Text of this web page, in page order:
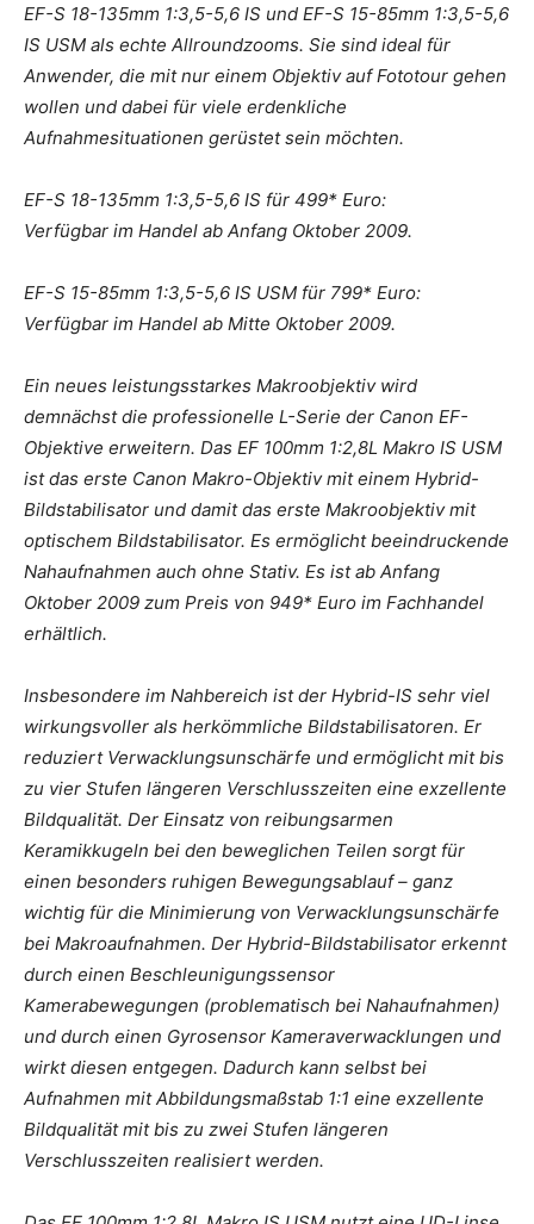
EF-S 18-135mm 1:3,5-5,6 IS und EF-S 15-85mm 1:3,5-5,6
IS USM als echte Allroundzooms. Sie sind ideal für
Anwender, die mit nur einem Objektiv auf Fototour gehen
wollen und dabei für viele erdenkliche
Aufnahmesituationen gerüstet sein möchten.
EF-S 18-135mm 1:3,5-5,6 IS für 499* Euro:
Verfügbar im Handel ab Anfang Oktober 2009.
EF-S 15-85mm 1:3,5-5,6 IS USM für 799* Euro:
Verfügbar im Handel ab Mitte Oktober 2009.
Ein neues leistungsstarkes Makroobjektiv wird
demnächst die professionelle L-Serie der Canon EF-
Objektive erweitern. Das EF 100mm 1:2,8L Makro IS USM
ist das erste Canon Makro-Objektiv mit einem Hybrid-
Bildstabilisator und damit das erste Makroobjektiv mit
optischem Bildstabilisator. Es ermöglicht beeindruckende
Nahaufnahmen auch ohne Stativ. Es ist ab Anfang
Oktober 2009 zum Preis von 949* Euro im Fachhandel
erhältlich.
Insbesondere im Nahbereich ist der Hybrid-IS sehr viel
wirkungsvoller als herkömmliche Bildstabilisatoren. Er
reduziert Verwacklungsunschärfe und ermöglicht mit bis
zu vier Stufen längeren Verschlusszeiten eine exzellente
Bildqualität. Der Einsatz von reibungsarmen
Keramikkugeln bei den beweglichen Teilen sorgt für
einen besonders ruhigen Bewegungsablauf – ganz
wichtig für die Minimierung von Verwacklungsunschärfe
bei Makroaufnahmen. Der Hybrid-Bildstabilisator erkennt
durch einen Beschleunigungssensor
Kamerabewegungen (problematisch bei Nahaufnahmen)
und durch einen Gyrosensor Kameraverwacklungen und
wirkt diesen entgegen. Dadurch kann selbst bei
Aufnahmen mit Abbildungsmaßstab 1:1 eine exzellente
Bildqualität mit bis zu zwei Stufen längeren
Verschlusszeiten realisiert werden.